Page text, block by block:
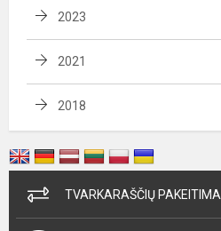
2023
2021
2018
TVARKARAŠČIŲ PAKEITIMAI